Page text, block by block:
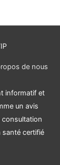
de nous
informatif et
un avis
consultation
santé certifié